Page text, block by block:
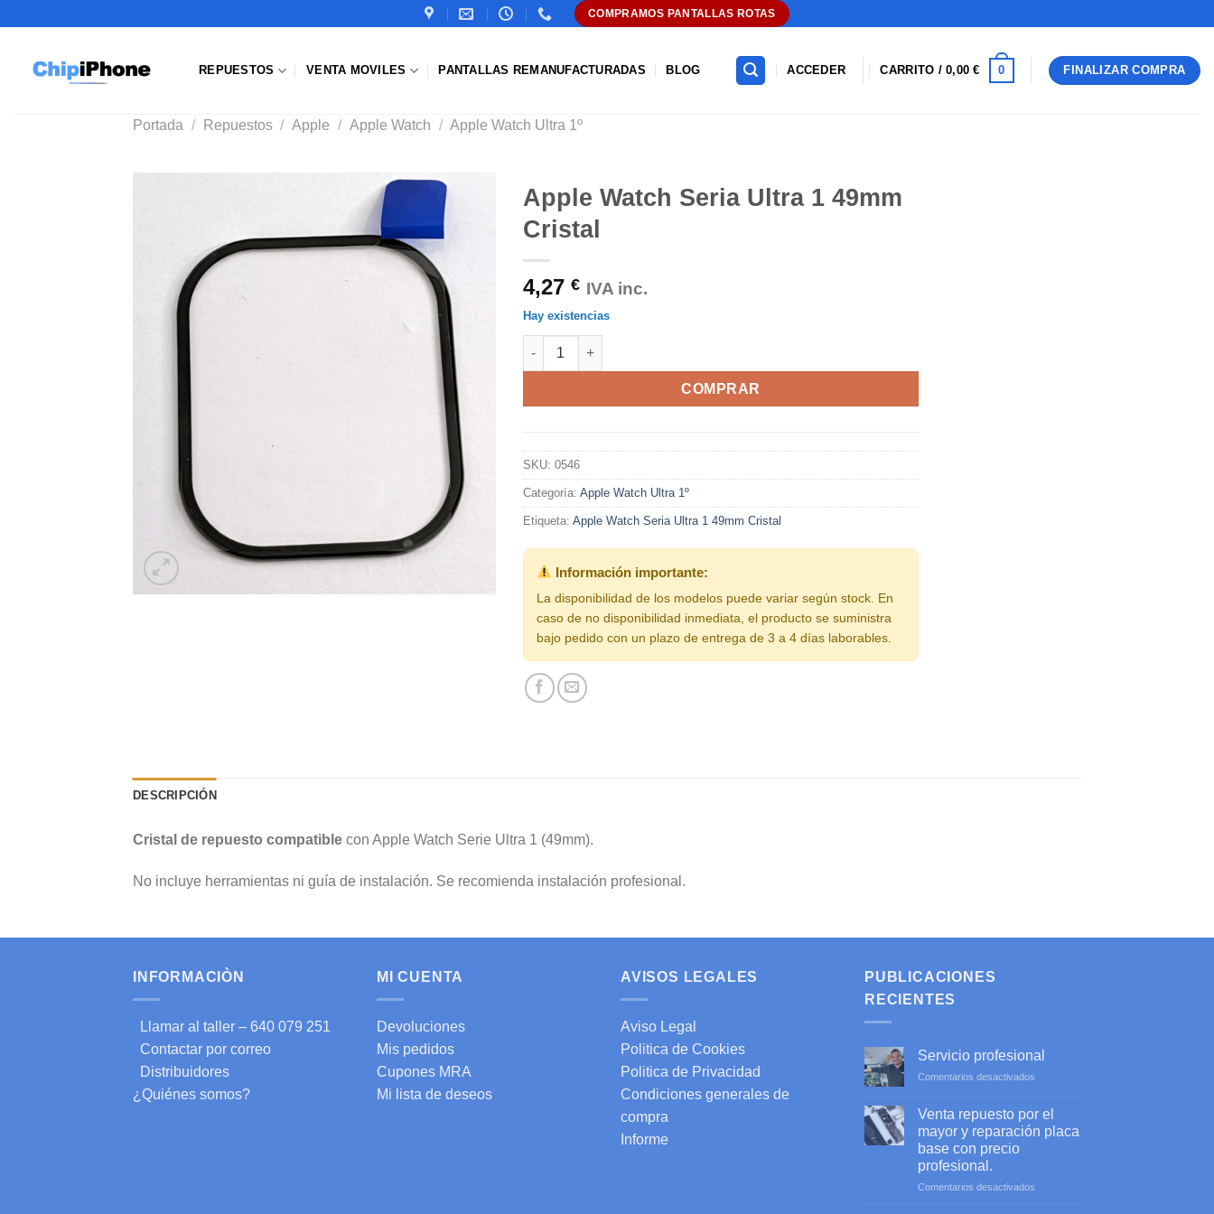
COMPRAMOS PANTALLAS ROTAS
REPUESTOS VENTA MOVILES PANTALLAS REMANUFACTURADAS BLOG ACCEDER CARRITO /0,00€ 0 FINALIZAR COMPRA
Portada / Repuestos / Apple / Apple Watch / Apple Watch Ultra 1º
Añadir
deseos
Apple Watch Seria Ultra 1 49mm
Cristal
4,27 € IVA inc.
Hay existencias
Apple Watch Seria Ultra 1 49mm Cristal cantidad
COMPRAR
SKU: 0546
Categoría: Apple Watch Ultra 1º
Etiqueta: Apple Watch Seria Ultra 1 49mm Cristal
Información importante:
La disponibilidad de los modelos puede variar según stock. En
caso de no disponibilidad inmediata, el producto se suministra
bajo pedido con un plazo de entrega de 3 a 4 días laborables.
DESCRIPCIÓN
Cristal de repuesto compatible con Apple Watch Serie Ultra 1 (49mm).
No incluye herramientas ni guía de instalación. Se recomienda instalación profesional.
INFORMACIÒN
Llamar al taller – 640 079 251
Contactar por correo
Distribuidores
¿Quiénes somos?
MI CUENTA
Devoluciones
Mis pedidos
Cupones MRA
Mi lista de deseos
AVISOS LEGALES
Aviso Legal
Politica de Cookies
Politica de Privacidad
Condiciones generales de
compra
Informe
PUBLICACIONES
RECIENTES
Servicio profesional
Comentarios desactivados
profesional
Venta repuesto por el
mayor y reparación placa
base con precio
profesional.
Comentarios desactivados